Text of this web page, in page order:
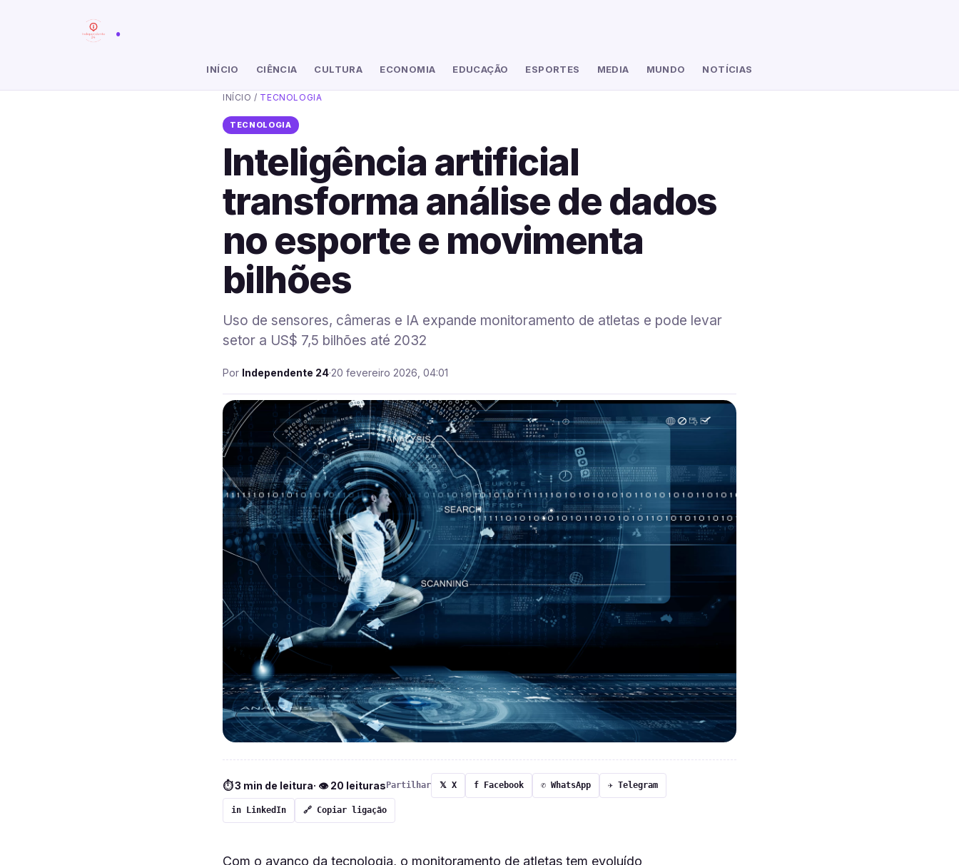
.
INÍCIO CIÊNCIA CULTURA ECONOMIA EDUCAÇÃO ESPORTES MEDIA MUNDO NOTÍCIAS
INÍCIO / TECNOLOGIA
TECNOLOGIA
Inteligência artificial
transforma análise de dados
no esporte e movimenta
bilhões
Uso de sensores, câmeras e IA expande monitoramento de atletas e pode levar
setor a US$ 7,5 bilhões até 2032
Por Independente 24·20 fevereiro 2026, 04:01
⏱ 3 min de leitura· 👁 20 leituras Partilhar 𝕏 X f Facebook ✆ WhatsApp ✈ Telegram
in LinkedIn 🔗 Copiar ligação
Com o avanço da tecnologia, o monitoramento de atletas tem evoluído